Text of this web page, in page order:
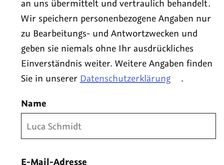
an uns übermittelt und vertraulich behandelt.
Wir speichern personenbezogene Angaben nur
zu Bearbeitungs- und Antwortzwecken und
geben sie niemals ohne Ihr ausdrückliches
Einverständnis weiter. Weitere Angaben finden
Sie in unserer Datenschutzerklärung .
Name
E-Mail-Adresse